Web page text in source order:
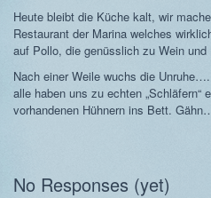
Heute bleibt die Küche kalt, wir
Restaurant der Marina welches
auf Pollo, die genüsslich zu Wein und
Nach einer Weile wuchs die
alle haben uns zu echten
vorhandenen Hühnern ins Bett.
No Responses (yet)